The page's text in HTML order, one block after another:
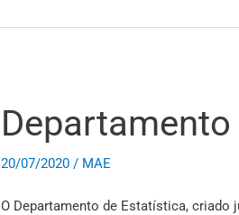
20/07/2020/ MAE
O Departamento de Estatística, criado
Departamento
de
Estatística